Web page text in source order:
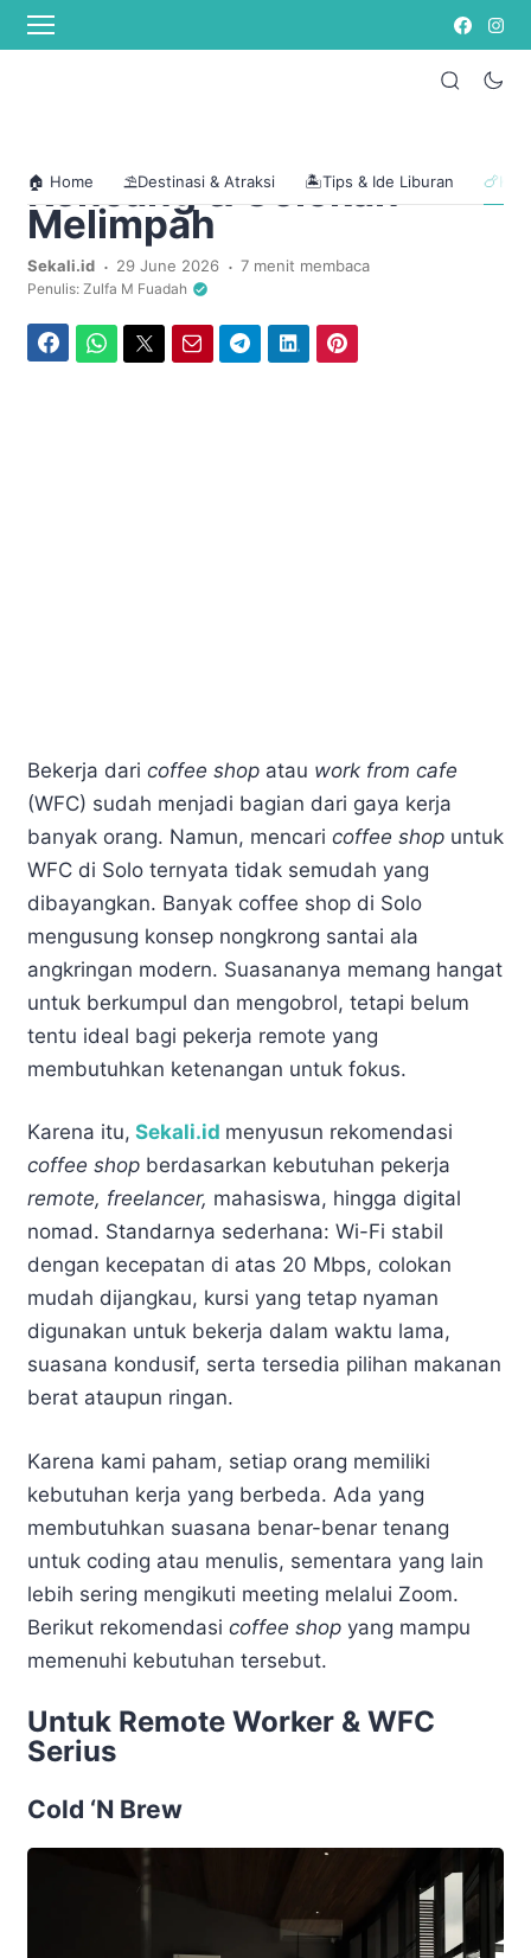
🏠 Home ⛱️Destinasi & Atraksi 🏝️Tips & Ide Liburan
Home/Kuliner Khas
Coffee Shop untuk WFC
Nyaman dengan Wi-Fi
Kencang & Colokan
Melimpah
Sekali.id . 29 June 2026 . 7 menit membaca
Penulis: Zulfa M Fuadah
Bekerja dari coffee shop atau work from cafe
(WFC) sudah menjadi bagian dari gaya kerja
banyak orang. Namun, mencari coffee shop untuk
WFC di Solo ternyata tidak semudah yang
dibayangkan. Banyak coffee shop di Solo
mengusung konsep nongkrong santai ala
angkringan modern. Suasananya memang hangat
untuk berkumpul dan mengobrol, tetapi belum
tentu ideal bagi pekerja remote yang
membutuhkan ketenangan untuk fokus.
Karena itu, Sekali.id menyusun rekomendasi
coffee shop berdasarkan kebutuhan pekerja
remote, freelancer, mahasiswa, hingga digital
nomad. Standarnya sederhana: Wi-Fi stabil
dengan kecepatan di atas 20 Mbps, colokan
mudah dijangkau, kursi yang tetap nyaman
digunakan untuk bekerja dalam waktu lama,
suasana kondusif, serta tersedia pilihan makanan
berat ataupun ringan.
Karena kami paham, setiap orang memiliki
kebutuhan kerja yang berbeda. Ada yang
membutuhkan suasana benar-benar tenang
untuk coding atau menulis, sementara yang lain
lebih sering mengikuti meeting melalui Zoom.
Berikut rekomendasi coffee shop yang mampu
memenuhi kebutuhan tersebut.
Untuk Remote Worker & WFC
Serius
Cold ‘N Brew